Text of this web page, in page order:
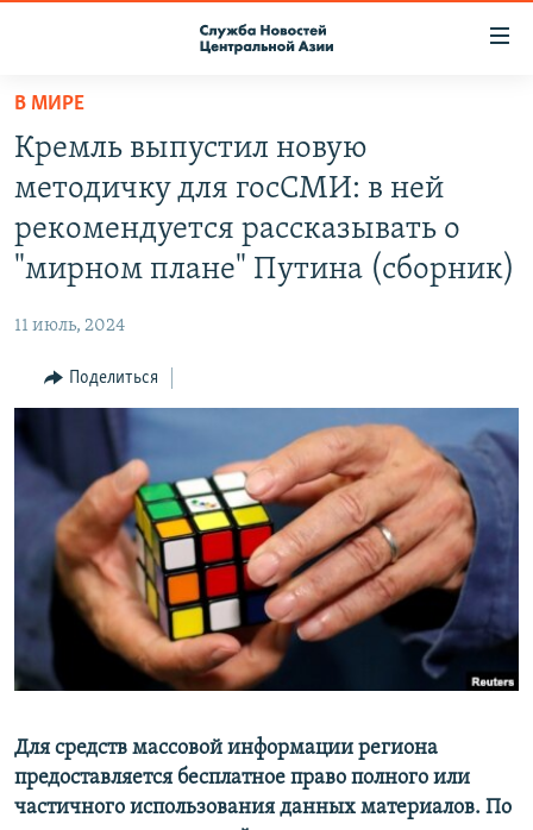
Вернуться
основному
содержанию
главной
Вернутся
поиску
ПОДПИСКА
RFE/RL ДИРЕКТ
МИГРАНТ МЕДИА
В МИРЕ
Кремль выпустил новую
методичку для госСМИ: в ней
рекомендуется рассказывать о
"мирном плане" Путина (сборник)
11 июль, 2024
Поделиться
Для средств массовой информации региона
предоставляется бесплатное право полного или
частичного использования данных материалов. По